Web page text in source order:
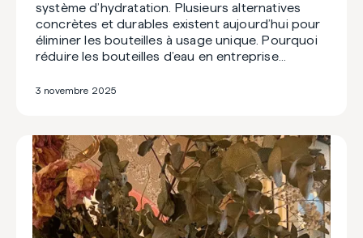
système d’hydratation. Plusieurs alternatives
concrètes et durables existent aujourd’hui pour
éliminer les bouteilles à usage unique. Pourquoi
réduire les bouteilles d’eau en entreprise…
3 novembre 2025